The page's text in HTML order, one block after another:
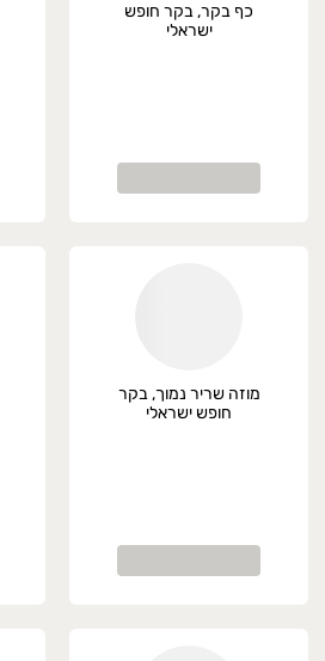
כף בקר, בקר חופש
ישראלי
מוזה שריר נמוך, בקר
חופש ישראלי